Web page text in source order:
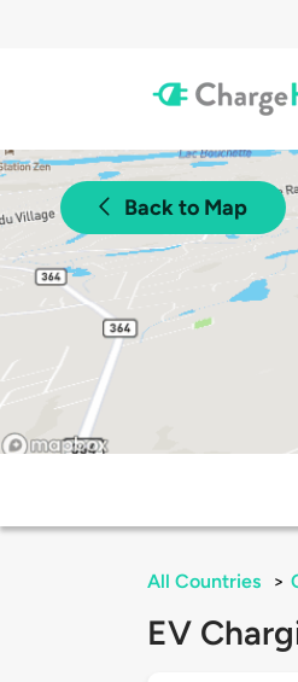
Back to Map
All Countries >
EV